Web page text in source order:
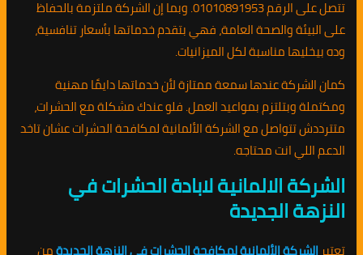
تتصل على الرقم 01010891953. وبما إن الشركة ملتزمة بالحفاظ
على البيئة والصحة العامة، فهي بتقدم خدماتها بأسعار تنافسية،
وده بيخليها مناسبة لكل الميزانيات.
كمان الشركة عندها سمعة ممتازة لأن خدماتها دايمًا مهنية
ومكتملة وبتلتزم بمواعيد العمل. فلو عندك مشكلة مع الحشرات،
متترددش تتواصل مع الشركة الألمانية لمكافحة الحشرات عشان تاخد
الدعم اللي انت محتاجه.
الشركة الالمانية لابادة الحشرات في
النزهة الجديدة
تعتبر الشركة الألمانية لمكافحة الحشرات في النزهة الجديدةمن